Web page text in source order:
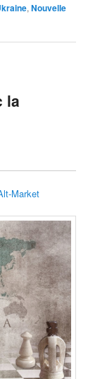
,Nouvelle
la
Market